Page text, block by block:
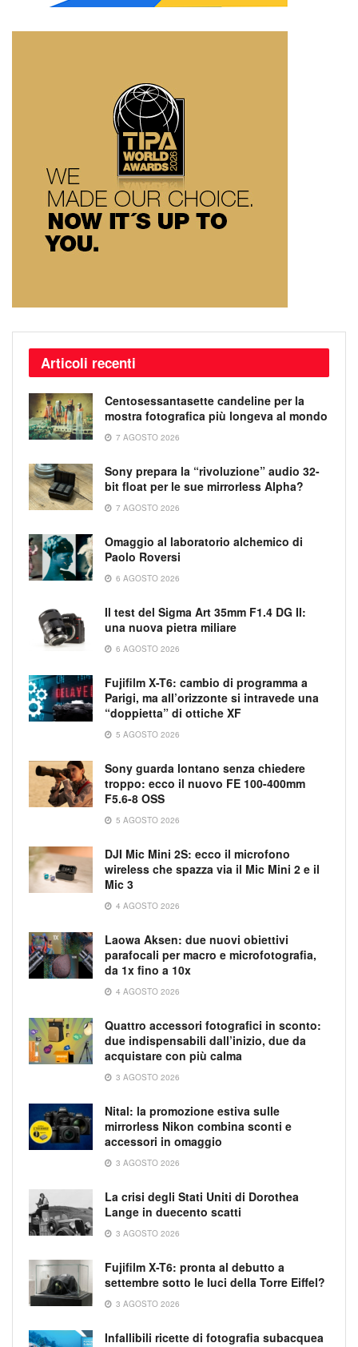
Articoli recenti
Centosessantasette candeline per la
mostra fotografica più longeva al mondo
7 AGOSTO 2026
Sony prepara la “rivoluzione” audio 32-
bit float per le sue mirrorless Alpha?
7 AGOSTO 2026
Omaggio al laboratorio alchemico di
Paolo Roversi
6 AGOSTO 2026
Il test del Sigma Art 35mm F1.4 DG II:
una nuova pietra miliare
6 AGOSTO 2026
Fujifilm X-T6: cambio di programma a
Parigi, ma all’orizzonte si intravede una
“doppietta” di ottiche XF
5 AGOSTO 2026
Sony guarda lontano senza chiedere
troppo: ecco il nuovo FE 100-400mm
F5.6-8 OSS
5 AGOSTO 2026
DJI Mic Mini 2S: ecco il microfono
wireless che spazza via il Mic Mini 2 e il
Mic 3
4 AGOSTO 2026
Laowa Aksen: due nuovi obiettivi
parafocali per macro e microfotografia,
da 1x fino a 10x
4 AGOSTO 2026
Quattro accessori fotografici in sconto:
due indispensabili dall’inizio, due da
acquistare con più calma
3 AGOSTO 2026
Nital: la promozione estiva sulle
mirrorless Nikon combina sconti e
accessori in omaggio
3 AGOSTO 2026
La crisi degli Stati Uniti di Dorothea
Lange in duecento scatti
3 AGOSTO 2026
Fujifilm X-T6: pronta al debutto a
settembre sotto le luci della Torre Eiffel?
3 AGOSTO 2026
Infallibili ricette di fotografia subacquea